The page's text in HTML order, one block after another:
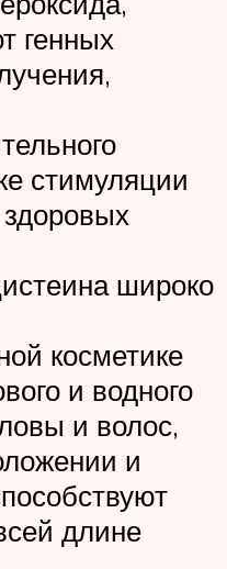
генных
стимуляции
здоровых
широко
косметике
и водного
и волос,
и
длине